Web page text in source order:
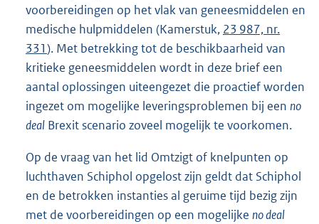
voorbereidingen op het vlak van geneesmiddelen en
medische hulpmiddelen (Kamerstuk, 23 987, nr.
331). Met betrekking tot de beschikbaarheid van
kritieke geneesmiddelen wordt in deze brief een
aantal oplossingen uiteengezet die proactief worden
ingezet om mogelijke leveringsproblemen bij een no
deal Brexit scenario zoveel mogelijk te voorkomen.
Op de vraag van het lid Omtzigt of knelpunten op
luchthaven Schiphol opgelost zijn geldt dat Schiphol
en de betrokken instanties al geruime tijd bezig zijn
met de voorbereidingen op een mogelijke no deal